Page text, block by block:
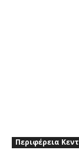
Περιφέρεια